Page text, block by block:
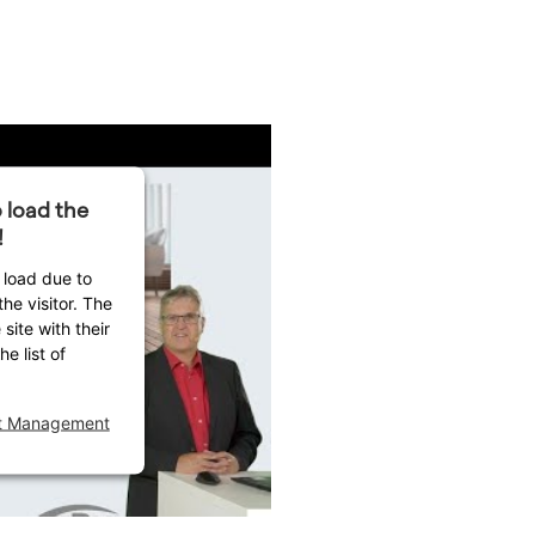
load the
due to
visitor. The
site with their
list of
Management